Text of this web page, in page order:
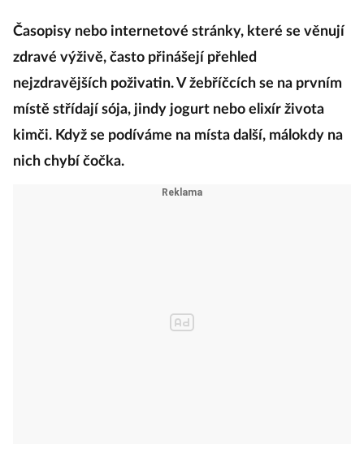
Časopisy nebo internetové stránky, které se věnují
zdravé výživě, často přinášejí přehled
nejzdravějších poživatin. V žebříčcích se na prvním
místě střídají sója, jindy jogurt nebo elixír života
kim­či. Když se podíváme na místa další, málokdy na
nich chybí čočka.